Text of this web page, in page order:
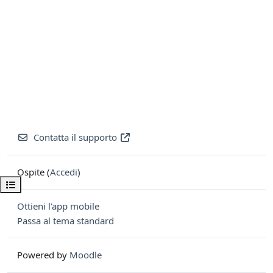
Apri indice del corso
Contatta il supporto
Ospite (Accedi)
Ottieni l'app mobile
Passa al tema standard
Powered by Moodle